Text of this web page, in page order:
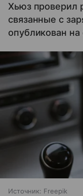
Хьюз проверил
связанные с
опубликован
Источник: Freepik